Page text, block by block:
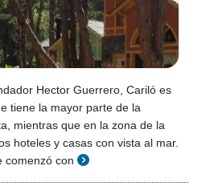
Hector Guerrero, Cariló es
tiene la mayor parte de la
mientras que en la zona de la
hoteles y casas con vista al mar.
comenzó con